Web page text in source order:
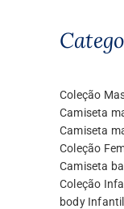
Coleção
Camiseta
Camiseta
Coleção
Camiseta
Coleção
body Infantil